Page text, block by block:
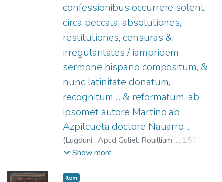
confessionibus occurrere solent,
circa peccata, absolutiones,
restitutiones, censuras &
irregularitates / iampridem
sermone hispano compositum, &
nunc latinitate donatum,
recognitum ... & reformatum, ab
ipsomet autore Martino ab
Azpilcueta doctore Nauarro ...
(Lugduni : Apud Guliel. Rouillium ..., 1575
Azpilcueta, Martín de, 1492?-1586.
Show more
Item